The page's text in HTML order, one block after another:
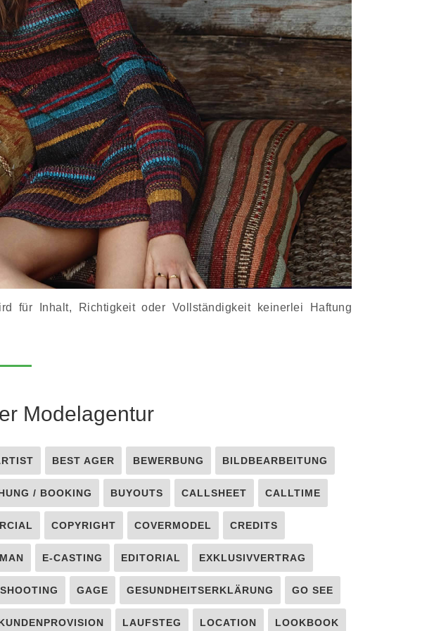
für Inhalt, Richtigkeit oder Vollständigkeit keinerlei Haftung
Modelagentur
BEST AGER BEWERBUNG BILDBEARBEITUNG
/ BOOKING BUYOUTS CALLSHEET CALLTIME
COPYRIGHT COVERMODEL CREDITS
E-CASTING EDITORIAL EXKLUSIVVERTRAG
GAGE GESUNDHEITSERKLÄRUNG GO SEE
LAUFSTEG LOCATION LOOKBOOK